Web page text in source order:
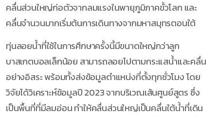
คลื่นส่วนใหญ่ก่อตัวจากลมแรงในพายุภูมิภาคขั้วโลก และ
คลื่นจำนวนมากเริ่มต้นการเดินทางจากมหาสมุทรตอนใต้
ทุ่นลอยน้ำที่ใช้ในการศึกษาครั้งนี้มีขนาดใหญ่กว่าลูก
บาสเกตบอลเล็กน้อย สามารถลอยไปตามกระแสน้ำและคลื่น
อย่างอิสระ พร้อมทั้งส่งข้อมูลตำแหน่งที่ตั้งทุกชั่วโมง โดย
วิจัยได้วิเคราะห์ข้อมูลปี 2023 จากบริเวณเส้นศูนย์สูตร ซึ่ง
เป็นพื้นที่ที่มีลมอ่อน ทำให้คลื่นส่วนใหญ่เป็นคลื่นใต้น้ำที่เดิน